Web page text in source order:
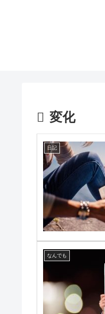
変化
日記
なんでも